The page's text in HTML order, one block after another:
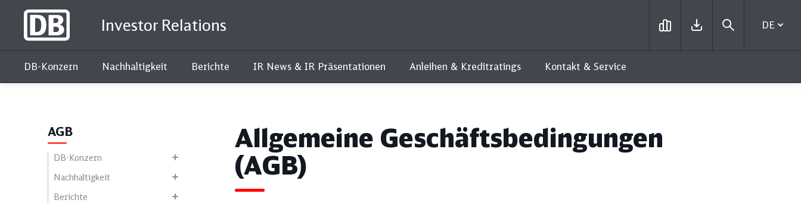
Investor Relations
DB-Konzern Nachhaltigkeit Berichte IR News & IR Präsentationen Anleihen & Kreditratings Kontakt & Service
DE
AGB
DB-Konzern
Nachhaltigkeit
Berichte
Allgemeine Geschäftsbedingungen
(AGB)